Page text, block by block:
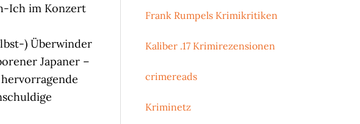
Ich im Konzert
) Überwinder
Japaner –
Frank Rumpels Krimikritiken
Kaliber .17 Krimirezensionen
crimereads
Kriminetz